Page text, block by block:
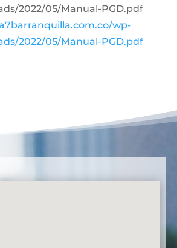
2022/05/Manual-PGD.pdf
wp-
2022/05/Manual-PGD.pdf